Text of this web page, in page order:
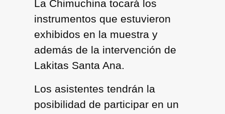
La Chimuchina tocará los
instrumentos que estuvieron
exhibidos en la muestra y
además de la intervención de
Lakitas Santa Ana.
Los asistentes tendrán la
posibilidad de participar en un